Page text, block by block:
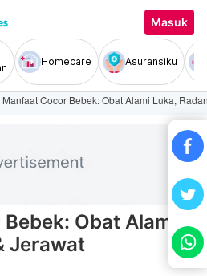
Masuk
Homecare Asuransiku
Manfaat Cocor Bebek: Obat Alami Luka,
Obat Alami
Jerawat